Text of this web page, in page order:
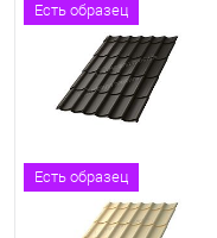
Есть образец
Есть образец